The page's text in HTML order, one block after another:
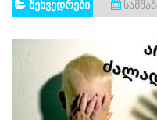
შეხვედრები